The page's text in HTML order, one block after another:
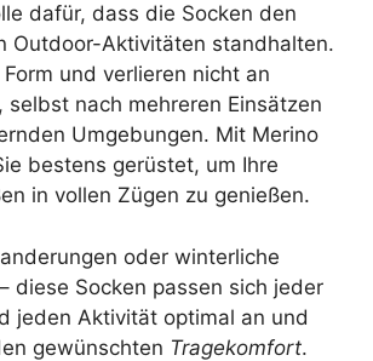
dafür, dass die Socken den
Outdoor-Aktivitäten standhalten.
und verlieren nicht an
selbst nach mehreren Einsätzen
Umgebungen. Mit Merino
bestens gerüstet, um Ihre
in vollen Zügen zu genießen.
oder winterliche
diese Socken passen sich jeder
jeden Aktivität optimal an und
gewünschten Tragekomfort.